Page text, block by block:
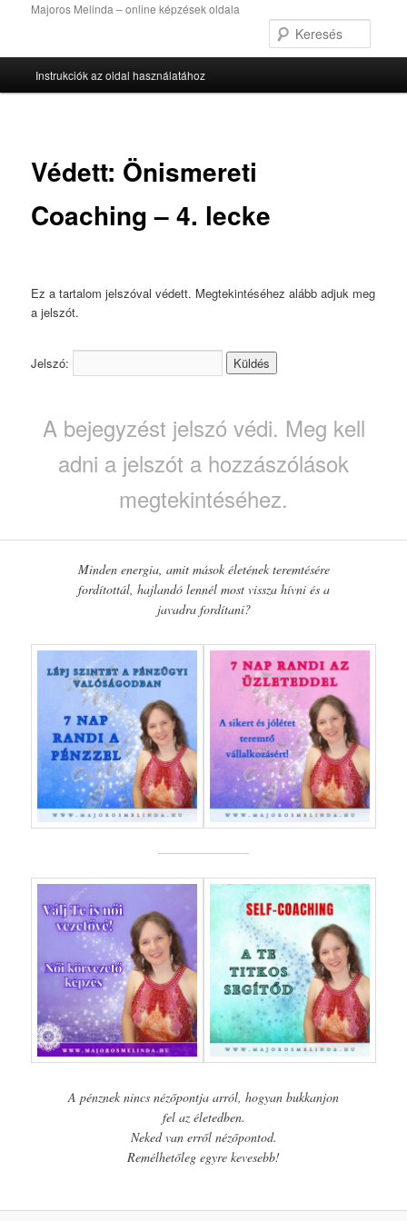
TovábbMajoros Melinda – online képzések oldala
Instrukciók az oldal használatához
Védett: Önismereti
Coaching – 4. lecke
Ez a tartalom jelszóval védett. Megtekintéséhez alább adjuk meg
a jelszót.
Jelszó:
A bejegyzést jelszó védi. Meg kell
adni a jelszót a hozzászólások
megtekintéséhez.
Minden energia, amit mások életének teremtésére
fordítottál, hajlandó lennél most vissza hívni és a
javadra fordítani?
A pénznek nincs nézőpontja arról, hogyan bukkanjon
fel az életedben.
Neked van erről nézőpontod.
Remélhetőleg egyre kevesebb!